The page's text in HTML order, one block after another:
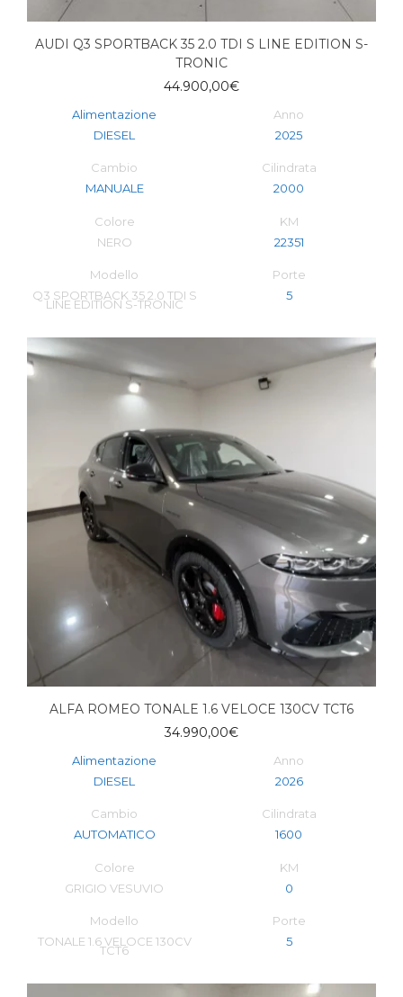
AUDI Q3 SPORTBACK 35 2.0 TDI S LINE EDITION S-
TRONIC
44.900,00€
Alimentazione
DIESEL
Anno
2025
Cambio
MANUALE
Cilindrata
2000
Colore
NERO
KM
22351
Modello
Q3 SPORTBACK 35 2.0 TDI S
LINE EDITION S-TRONIC
Porte
5
ALFA ROMEO TONALE 1.6 VELOCE 130CV TCT6
34.990,00€
Alimentazione
DIESEL
Anno
2026
Cambio
AUTOMATICO
Cilindrata
1600
Colore
GRIGIO VESUVIO
KM
0
Modello
TONALE 1.6 VELOCE 130CV
TCT6
Porte
5